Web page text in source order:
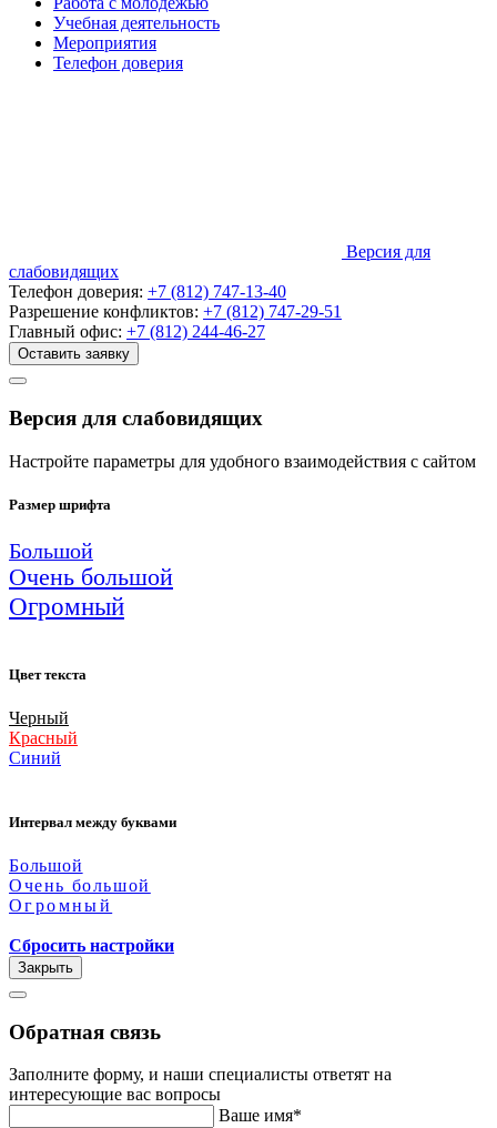
Учебная деятельность
Мероприятия
Телефон доверия
Версия для
слабовидящих
Телефон доверия: +7 (812) 747-13-40
Разрешение конфликтов: +7 (812) 747-29-51
Главный офис: +7 (812) 244-46-27
Оставить заявку
Версия для слабовидящих
Настройте параметры для удобного взаимодействия с сайтом
Размер шрифта
Большой
Очень большой
Огромный
Цвет текста
Черный
Красный
Синий
Интервал между буквами
Большой
Очень большой
Огромный
Сбросить настройки
Закрыть
Обратная связь
Заполните форму, и наши специалисты ответят на
интересующие вас вопросы
Ваше имя*